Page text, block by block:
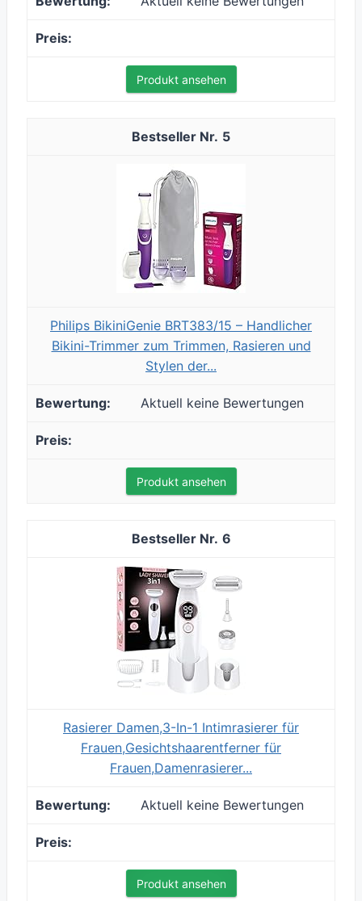
Produkt ansehen
5
Philips BikiniGenie BRT383/15 – Handlicher
Bikini-Trimmer zum Trimmen, Rasieren und
Stylen der...
Aktuell keine Bewertungen
Produkt ansehen
6
Rasierer Damen,3-In-1 Intimrasierer für
Frauen,Gesichtshaarentferner für
Frauen,Damenrasierer...
Aktuell keine Bewertungen
Produkt ansehen